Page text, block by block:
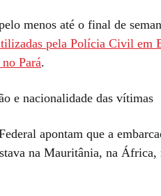
menos até o final de
pela Polícia Civil em
Pará.
e nacionalidade das vítimas
apontam que a
na Mauritânia, na África,